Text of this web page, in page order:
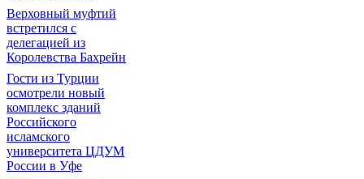
Верховный муфтий
встретился с
делегацией из
Королевства Бахрейн
Гости из Турции
осмотрели новый
комплекс зданий
Российского
исламского
университета ЦДУМ
России в Уфе